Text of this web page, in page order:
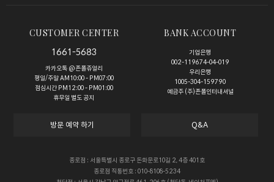
CUSTOMER CENTER
1661-5683
카카오톡 @존폴쥬얼리
평일/주말 AM10:00 - PM07:00
점심시간 PM12:00 - PM01:00
휴무일 별도 공지
BANK ACCOUNT
기업은행
002-119674-04-019
우리은행
1005-304-159790
예금주 (주)존폴인터내셔널
방문 예약 하기 Q&A
종로점 : 서울특별시 종로구 돈화문로10길 2, 4층 401호
종로점 직통번호 : 010-8108-5234